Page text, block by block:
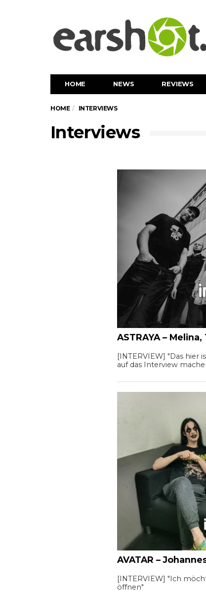
HOME NEWS REVIEWS
HOME INTERVIEWS
Interviews
ASTRAYA –
[INTERVIEW] "Das hier
auf das Interview
AVATAR –
[INTERVIEW] "Ich
öffnen"